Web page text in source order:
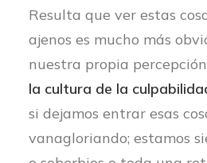
Resulta que ver estas
ajenos es mucho más
nuestra propia
la cultura de la
si dejamos entrar esas
vanagloriando; estamos